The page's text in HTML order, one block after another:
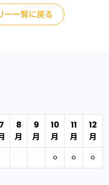
ー一覧に戻る
7
8
月
9
月
10
月
11
月
12
月
⚪︎ ⚪︎ ⚪︎